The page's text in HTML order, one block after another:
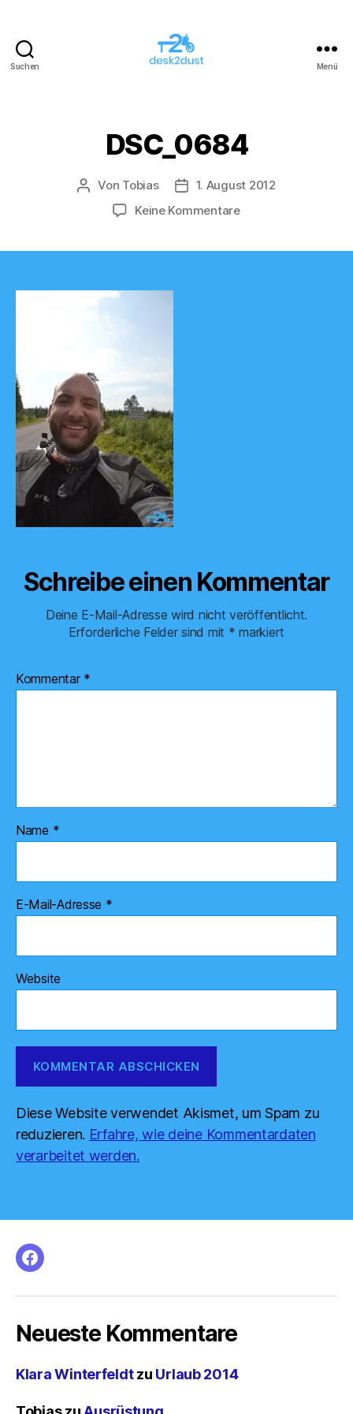
Suchen Menü
DSC_0684
Beitragsautor
Von Tobias Veröffentlichungsdatum
1. August 2012
Keine Kommentarezu
Schreibe einen Kommentar
Deine E-Mail-Adresse wird nicht veröffentlicht.
Erforderliche Felder sind mit * markiert
Kommentar *
Name *
E-Mail-Adresse *
Website
Diese Website verwendet Akismet, um Spam zu
reduzieren. Erfahre, wie deine Kommentardaten
verarbeitet werden.
facebook
Neueste Kommentare
Klara Winterfeldtzu Urlaub 2014